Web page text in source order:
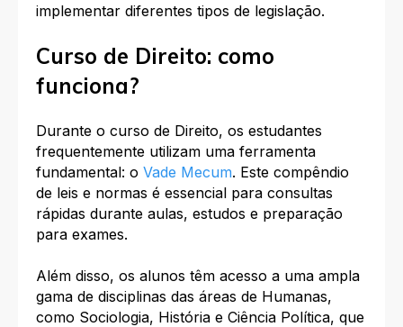
implementar diferentes tipos de legislação.
Curso de Direito: como
funciona?
Durante o curso de Direito, os estudantes
frequentemente utilizam uma ferramenta
fundamental: o Vade Mecum. Este compêndio
de leis e normas é essencial para consultas
rápidas durante aulas, estudos e preparação
para exames.
Além disso, os alunos têm acesso a uma ampla
gama de disciplinas das áreas de Humanas,
como Sociologia, História e Ciência Política, que